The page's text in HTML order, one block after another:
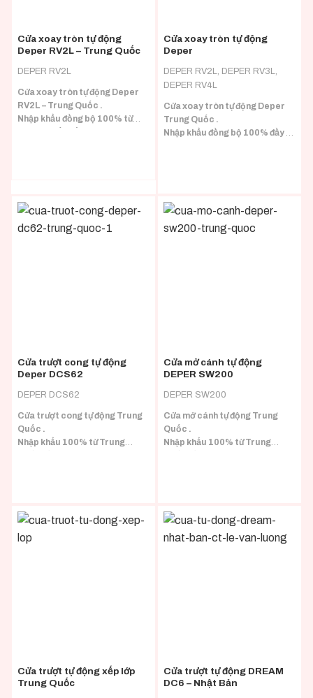
Cửa xoay tròn tự động
Deper RV2L – Trung Quốc
DEPER RV2L
Cửa xoay tròn tự động Deper
RV2L – Trung Quốc .
Nhập khẩu đồng bộ 100% từ
Cửa xoay tròn tự động
Deper
DEPER RV2L, DEPER RV3L,
DEPER RV4L
Cửa xoay tròn tự động Deper
Trung Quốc .
Nhập khẩu đồng bộ 100% đầy đủ
Cửa trượt cong tự động
Deper DCS62
DEPER DCS62
Cửa trượt cong tự động Trung
Quốc .
Nhập khẩu 100% từ Trung
Cửa mở cánh tự động
DEPER SW200
DEPER SW200
Cửa mở cánh tự động Trung
Quốc .
Nhập khẩu 100% từ Trung
Cửa trượt tự động xếp lớp
Trung Quốc
Cửa trượt tự động DREAM
DC6 – Nhật Bản